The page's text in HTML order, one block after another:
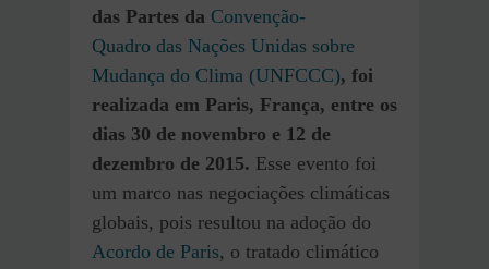
das Partes da Convenção-
Quadro das Nações Unidas sobre
Mudança do Clima (UNFCCC), foi
realizada em Paris, França, entre os
dias 30 de novembro e 12 de
dezembro de 2015. Esse evento foi
um marco nas negociações climáticas
globais, pois resultou na adoção do
Acordo de Paris, o tratado climático